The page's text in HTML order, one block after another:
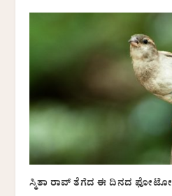
ಸ್ಮಿತಾ ರಾವ್ ತೆಗೆದ ಈ ದಿನದ ಫೋಟೋ